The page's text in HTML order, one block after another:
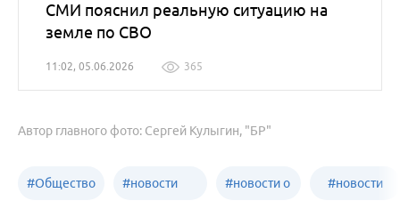
СМИ пояснил реальную ситуацию на
земле по СВО
11:02, 05.06.2026 365
Автор главного фото: Сергей Кулыгин, "БР"
#Общество #новости #новости о #новости